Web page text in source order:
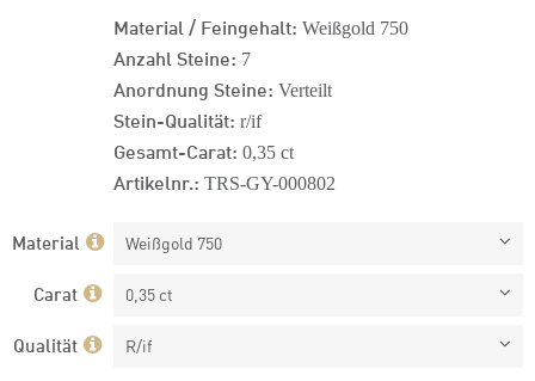
Material / Feingehalt: Weißgold 750
Anzahl Steine: 7
Anordnung Steine: Verteilt
Stein-Qualität: r/if
Gesamt-Carat: 0,35 ct
Artikelnr.: TRS-GY-000802
Material Weißgold 750
Carat 0,35 ct
Qualität R/if